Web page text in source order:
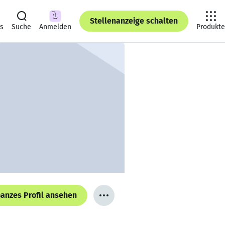
Suche Anmelden
Stellenanzeige schalten
Produkte
Profil ansehen